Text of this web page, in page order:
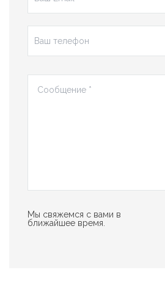
Мы свяжемся с вами в
ближайшее время.